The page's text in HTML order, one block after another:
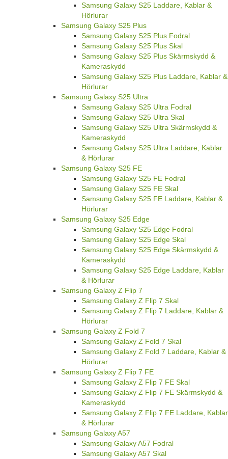
Samsung Galaxy S25 Laddare, Kablar &
Hörlurar
Samsung Galaxy S25 Plus
Samsung Galaxy S25 Plus Fodral
Samsung Galaxy S25 Plus Skal
Samsung Galaxy S25 Plus Skärmskydd &
Kameraskydd
Samsung Galaxy S25 Plus Laddare, Kablar &
Hörlurar
Samsung Galaxy S25 Ultra
Samsung Galaxy S25 Ultra Fodral
Samsung Galaxy S25 Ultra Skal
Samsung Galaxy S25 Ultra Skärmskydd &
Kameraskydd
Samsung Galaxy S25 Ultra Laddare, Kablar
& Hörlurar
Samsung Galaxy S25 FE
Samsung Galaxy S25 FE Fodral
Samsung Galaxy S25 FE Skal
Samsung Galaxy S25 FE Laddare, Kablar &
Hörlurar
Samsung Galaxy S25 Edge
Samsung Galaxy S25 Edge Fodral
Samsung Galaxy S25 Edge Skal
Samsung Galaxy S25 Edge Skärmskydd &
Kameraskydd
Samsung Galaxy S25 Edge Laddare, Kablar
& Hörlurar
Samsung Galaxy Z Flip 7
Samsung Galaxy Z Flip 7 Skal
Samsung Galaxy Z Flip 7 Laddare, Kablar &
Hörlurar
Samsung Galaxy Z Fold 7
Samsung Galaxy Z Fold 7 Skal
Samsung Galaxy Z Fold 7 Laddare, Kablar &
Hörlurar
Samsung Galaxy Z Flip 7 FE
Samsung Galaxy Z Flip 7 FE Skal
Samsung Galaxy Z Flip 7 FE Skärmskydd &
Kameraskydd
Samsung Galaxy Z Flip 7 FE Laddare, Kablar
& Hörlurar
Samsung Galaxy A57
Samsung Galaxy A57 Fodral
Samsung Galaxy A57 Skal